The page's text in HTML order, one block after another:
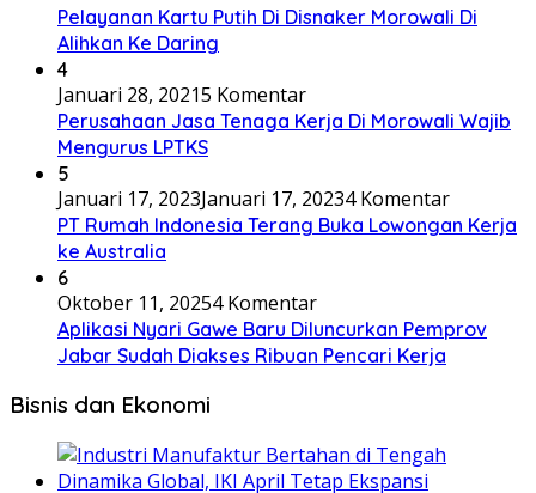
Pelayanan Kartu Putih Di Disnaker Morowali Di
Alihkan Ke Daring
4
Januari 28, 20215 Komentar
Perusahaan Jasa Tenaga Kerja Di Morowali Wajib
Mengurus LPTKS
5
Januari 17, 2023Januari 17, 20234 Komentar
PT Rumah Indonesia Terang Buka Lowongan Kerja
ke Australia
6
Oktober 11, 20254 Komentar
Aplikasi Nyari Gawe Baru Diluncurkan Pemprov
Jabar Sudah Diakses Ribuan Pencari Kerja
Bisnis dan Ekonomi